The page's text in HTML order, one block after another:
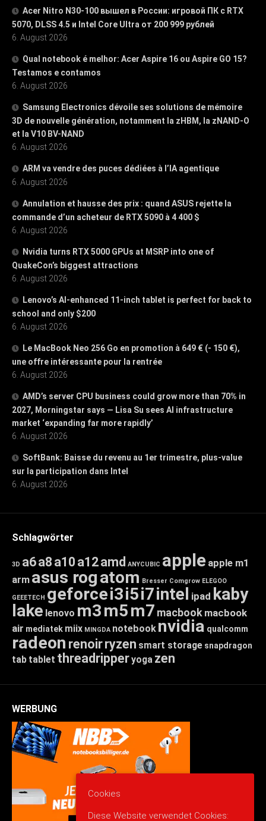
Acer Nitro N30-100 вышел в России: игровой ПК с RTX
5070, DLSS 4.5 и Intel Core Ultra от 200 999 рублей
6. August 2026
Qual notebook é melhor: Acer Aspire 16 ou Aspire GO 15?
Testamos e contamos
6. August 2026
Samsung Electronics dévoile ses solutions de mémoire
3D de nouvelle génération, notamment la zHBM, la zNAND-O
et la V10 BV-NAND
6. August 2026
ARM va vendre des puces dédiées à l’IA agentique
6. August 2026
Annulation et hausse des prix : quand ASUS rejette la
commande d’un acheteur de RTX 5090 à 4 400 $
6. August 2026
Nvidia turns RTX 5000 GPUs at MSRP into one of
QuakeCon’s biggest attractions
6. August 2026
Lenovo’s AI-enhanced 11-inch tablet is perfect for back to
school and only $200
6. August 2026
Le MacBook Neo 256 Go en promotion à 649 € (- 150 €),
une offre intéressante pour la rentrée
6. August 2026
AMD’s server CPU business could grow more than 70% in
2027, Morningstar says — Lisa Su sees AI infrastructure
market ‘expanding far more rapidly’
6. August 2026
SoftBank: Baisse du revenu au 1er trimestre, plus-value
sur la participation dans Intel
6. August 2026
Schlagwörter
3D a6a8 a10 a12amd ANYCUBIC apple apple m1
arm asus rogatom Bresser Comgrow ELEGOO
GEEETECH geforcei3i5i7intel ipad kaby
lake lenovo m3m5m7 macbook macbook
air mediatek miix MINGDA notebook nvidia qualcomm
radeon renoirryzen smart storage snapdragon
tab tablet threadripperyoga zen
WERBUNG
Cookies
Diese Website verwendet Cookies: